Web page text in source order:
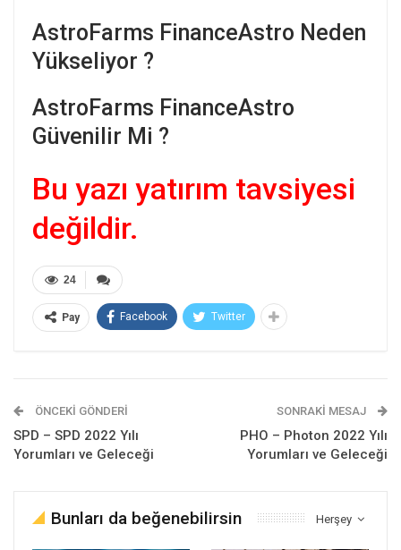
AstroFarms FinanceAstro Neden
Yükseliyor ?
AstroFarms FinanceAstro
Güvenilir Mi ?
Bu yazı yatırım tavsiyesi
değildir.
24
Pay Facebook Twitter
ÖNCEKI GÖNDERI
SPD – SPD 2022 Yılı
Yorumları ve Geleceği
SONRAKI MESAJ
PHO – Photon 2022 Yılı
Yorumları ve Geleceği
Herşey
Bunları da beğenebilirsin